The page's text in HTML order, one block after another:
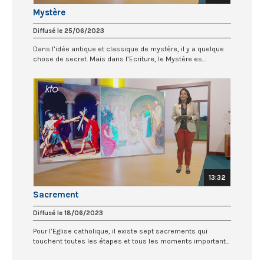
Mystère
Diffusé le 25/06/2023
Dans l’idée antique et classique de mystère, il y a quelque
chose de secret. Mais dans l’Ecriture, le Mystère es...
13:32
Sacrement
Diffusé le 18/06/2023
Pour l’Eglise catholique, il existe sept sacrements qui
touchent toutes les étapes et tous les moments important...